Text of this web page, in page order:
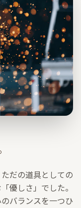
だの道具としての
優しさ」でした。
バランスを一つひ